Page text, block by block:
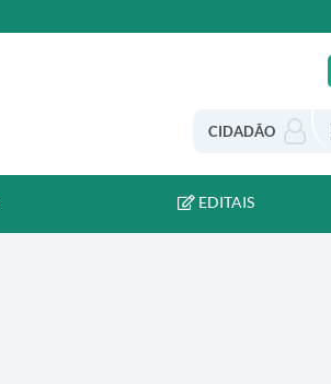
CIDADÃO
EDITAIS